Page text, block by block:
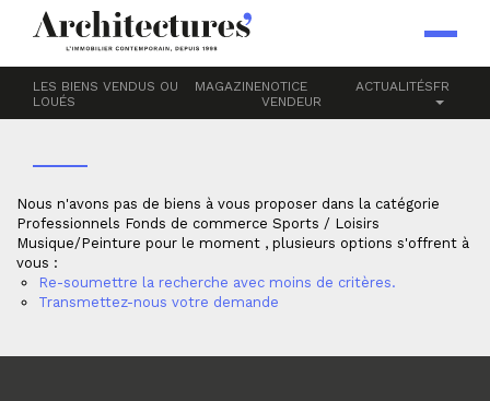
LES BIENS VENDUS OU
LOUÉS
MAGAZINENOTICE
VENDEUR
ACTUALITÉSFR
Accueil Professionnels
Sports / Loisirs
MUSIQUE/PEINTURE
Nous n'avons pas de biens à vous proposer dans la catégorie
Professionnels Fonds de commerce Sports / Loisirs
Musique/Peinture pour le moment , plusieurs options s'offrent à
vous :
Re-soumettre la recherche avec moins de critères.
Transmettez-nous votre demande